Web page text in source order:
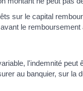
sur le capital
le remboursement
l'indemnité
au banquier, sur la